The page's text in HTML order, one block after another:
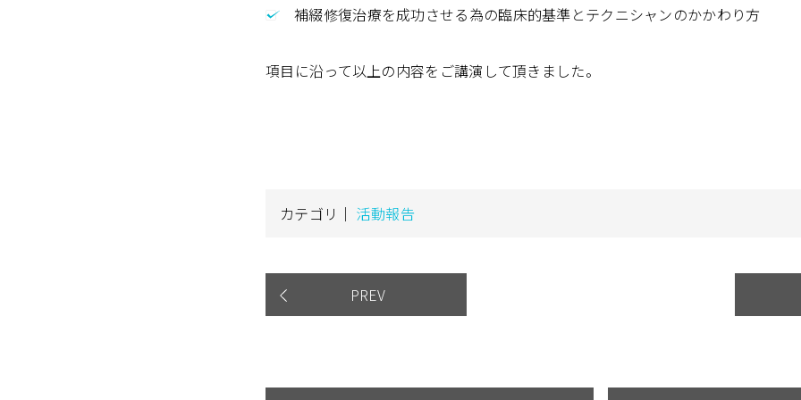
補綴修復治療を成功させる為の臨床的基準とテクニシャンのかかわり方
項目に沿って以上の内容をご講演して頂きました。
カテゴリ｜ 活動報告
PREV